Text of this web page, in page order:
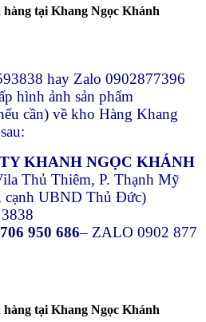
tại Khang Ngọc Khánh
hay Zalo 0902877396
hình ảnh sản phẩm
cần) về kho Hàng Khang
KHANH NGỌC KHÁNH
Thủ Thiêm, P. Thạnh Mỹ
UBND Thủ Đức)
950 686– ZALO 0902 877
tại Khang Ngọc Khánh